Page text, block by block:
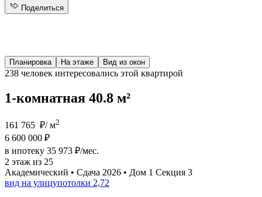
Поделиться
Планировка На этаже Вид из окон
238 человек интересовались этой квартирой
1-комнатная 40.8 м²
161 765 ₽/ м2
6 600 000 ₽
в ипотеку 35 973 ₽/мес.
2 этаж из 25
Академический • Сдача 2026 • Дом 1 Секция 3
вид на улицупотолки 2,72